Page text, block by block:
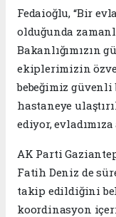
Fedaioğlu, “Bir
olduğunda
Bakanlığımızın
ekiplerimizin
bebeğimiz
hastaneye
ediyor,
AK Parti
Fatih Deniz de
takip edildiğini
koordinasyon